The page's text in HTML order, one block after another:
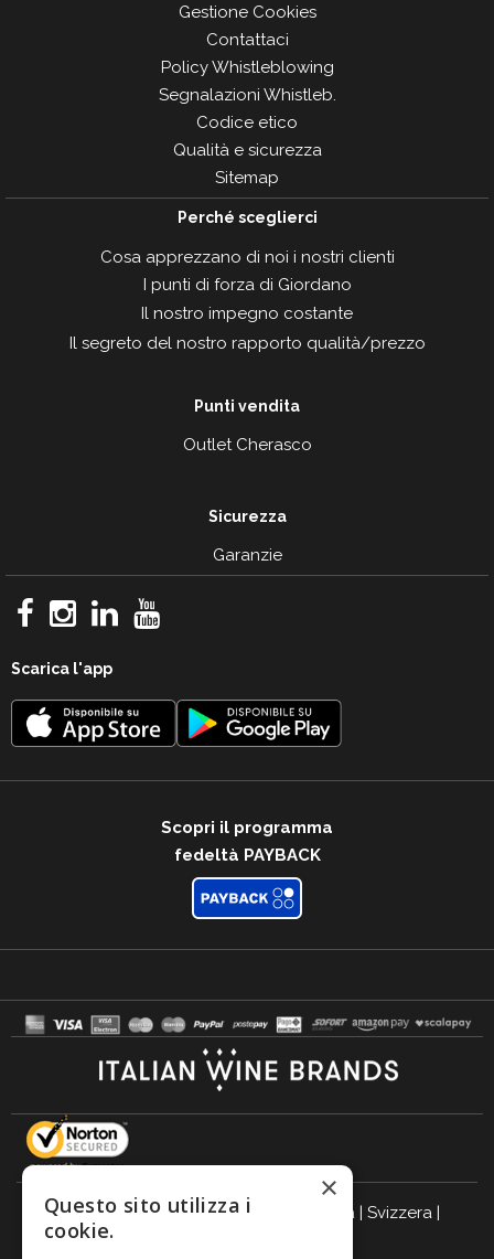
Gestione Cookies
Contattaci
Policy Whistleblowing
Segnalazioni Whistleb.
Codice etico
Qualità e sicurezza
Sitemap
Perché sceglierci
Cosa apprezzano di noi i nostri clienti
I punti di forza di Giordano
Il nostro impegno costante
Il segreto del nostro rapporto qualità/prezzo
Punti vendita
Outlet Cherasco
Sicurezza
Garanzie
Scarica l'app
Scopri il programma
fedeltà PAYBACK
Italia|Germania|Regno Unito Austria | Svizzera |
×
Questo sito utilizza i
cookie.